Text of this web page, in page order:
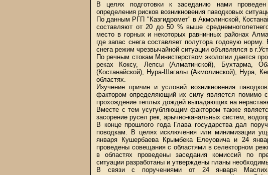
В целях подготовки к заседанию нами
определения рисков возникновения паводковых
По данным РГП "Казгидромет" в Акмолинской,
составляют от 20 до 50 % выше
место в горных и некоторых равнинных районах
где запас снега составляет полутора годовую
снега режим чрезвычайной ситуации объявлялся в
По речным стокам Министерством экологии дается
реках Коксу, Лепсы (Алматинской), Бухтарма,
(Костанайской), Нура-Шагалы (Акмолинской), Нура,
областях.
Изучение причин и условий возникновения
фактором определяющий их силу является помимо
прохождение теплых дождей выпадающих на
Вместе с тем усугубляющим фактором также
засорение русел рек, арычно-канальных систем,
В конце прошлого года Глава государства дал
поводкам. В целях исключения или минимизации
января Кушербаева Крымбека Елеуовича и 24
проведены совещания с областями в селекторном
в областях проведены заседания комиссий по
ситуации разработаны и утверждены планы
В связи с поручениями от 24 января